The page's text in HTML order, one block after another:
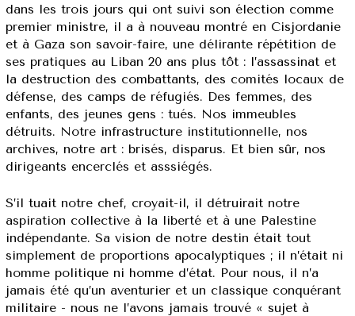
dans les trois jours qui ont suivi son élection comme
premier ministre, il a à nouveau montré en Cisjordanie
et à Gaza son savoir-faire, une délirante répétition de
ses pratiques au Liban 20 ans plus tôt : l’assassinat et
la destruction des combattants, des comités locaux de
défense, des camps de réfugiés. Des femmes, des
enfants, des jeunes gens : tués. Nos immeubles
détruits. Notre infrastructure institutionnelle, nos
archives, notre art : brisés, disparus. Et bien sûr, nos
dirigeants encerclés et asssiégés.
S’il tuait notre chef, croyait-il, il détruirait notre
aspiration collective à la liberté et à une Palestine
indépendante. Sa vision de notre destin était tout
simplement de proportions apocalyptiques ; il n’était ni
homme politique ni homme d’état. Pour nous, il n’a
jamais été qu’un aventurier et un classique conquérant
militaire - nous ne l’avons jamais trouvé « sujet à